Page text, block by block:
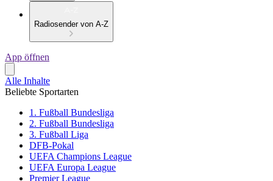
Radiosender von A-Z
App öffnen
Alle Inhalte
Beliebte Sportarten
1. Fußball Bundesliga
2. Fußball Bundesliga
3. Fußball Liga
DFB-Pokal
UEFA Champions League
UEFA Europa League
Premier League